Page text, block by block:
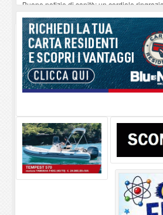
Buone notizie di sanità: un cordiale
Altiero Spinelli e Ursula Hirschmann
Capoliveri, potenziata la pulizia dei bordi
Marina di Campo tra i porti interessati dal